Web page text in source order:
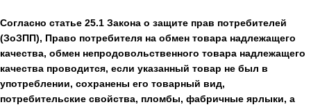
Согласно статье 25.1 Закона о защите прав потребителей
(ЗоЗПП), Право потребителя на обмен товара надлежащего
качества, обмен непродовольственного товара надлежащего
качества проводится, если указанный товар не был в
употреблении, сохранены его товарный вид,
потребительские свойства, пломбы, фабричные ярлыки, а